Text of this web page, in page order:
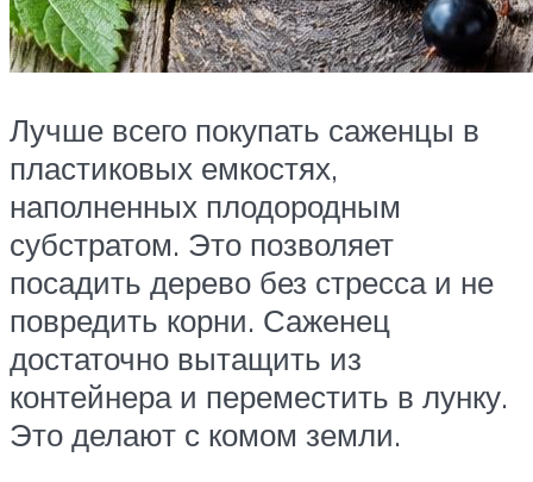
Лучше всего покупать саженцы в
пластиковых емкостях,
наполненных плодородным
субстратом. Это позволяет
посадить дерево без стресса и не
повредить корни. Саженец
достаточно вытащить из
контейнера и переместить в лунку.
Это делают с комом земли.